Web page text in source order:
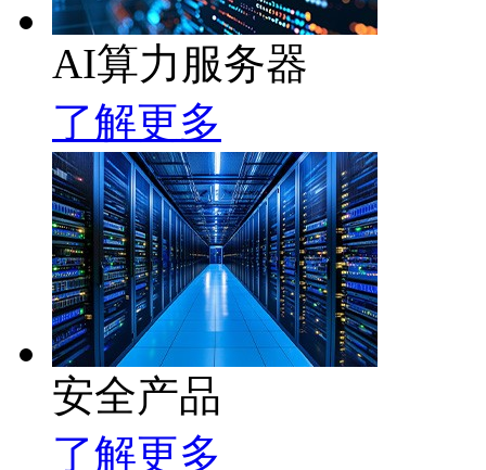
AI算力服务器
了解更多
安全产品
了解更多